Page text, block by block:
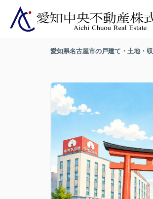
愛知県名古屋市の戸建て・土地・